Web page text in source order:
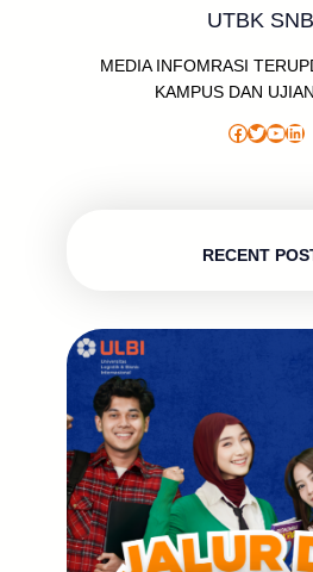
UTBK
MEDIA INFOMRASI
KAMPUS DAN
Facebook Twitter YouTube LinkedIn
RECENT